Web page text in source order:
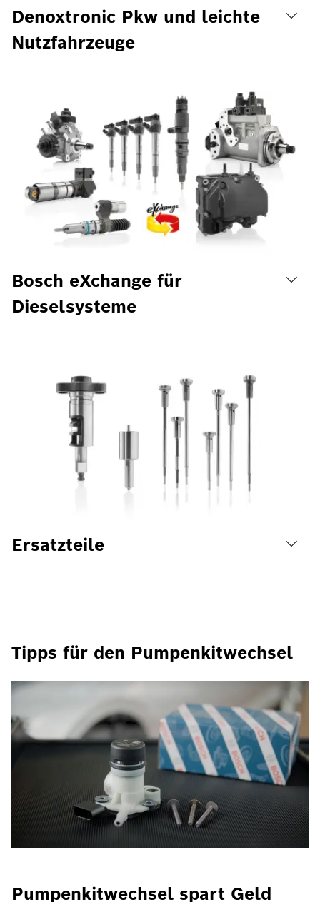
Denoxtronic Pkw und leichte
Nutzfahrzeuge
Bosch eXchange für
Dieselsysteme
Ersatzteile
Tipps für den Pumpenkitwechsel
Pumpenkitwechsel spart Geld